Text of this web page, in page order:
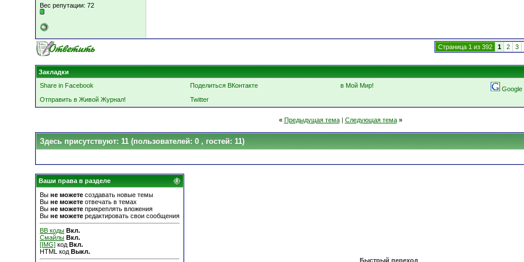
Вес репутации: 72
Страница 1 из 392 1 2 3
Закладки
Share in Facebook
Поделиться ВКонтакте в Мой Мир!
Google
Отправить в Живой Журнал!
Twitter
« Предыдущая тема| Следующая тема »
Здесь присутствуют: 11 (пользователей: 0 , гостей: 11)
Ваши права в разделе
Вы не можете создавать новые темы
Вы не можете отвечать в темах
Вы не можете прикреплять вложения
Вы не можете редактировать свои сообщения
BB коды Вкл.
Смайлы Вкл.
[IMG] код Вкл.
HTML код Выкл.
Быстрый переход